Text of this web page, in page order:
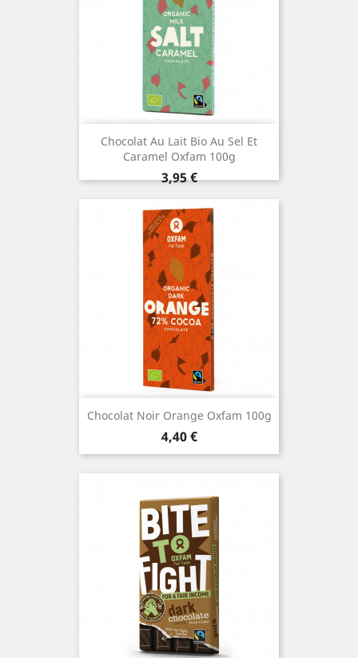
Chocolat Au Lait Bio Au Sel Et
Caramel Oxfam 100g
Prix
3,95 €
Chocolat Noir Orange Oxfam 100g
Prix
4,40 €